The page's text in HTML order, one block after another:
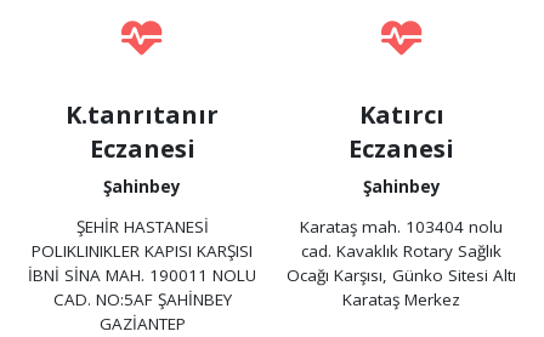
K.tanrıtanır
Eczanesi
Şahinbey
ŞEHİR HASTANESİ
POLIKLINIKLER KAPISI KARŞISI
İBNİ SİNA MAH. 190011 NOLU
CAD. NO:5AF ŞAHİNBEY
GAZİANTEP
Katırcı
Eczanesi
Şahinbey
Karataş mah. 103404 nolu
cad. Kavaklık Rotary Sağlık
Ocağı Karşısı, Günko Sitesi Altı
Karataş Merkez